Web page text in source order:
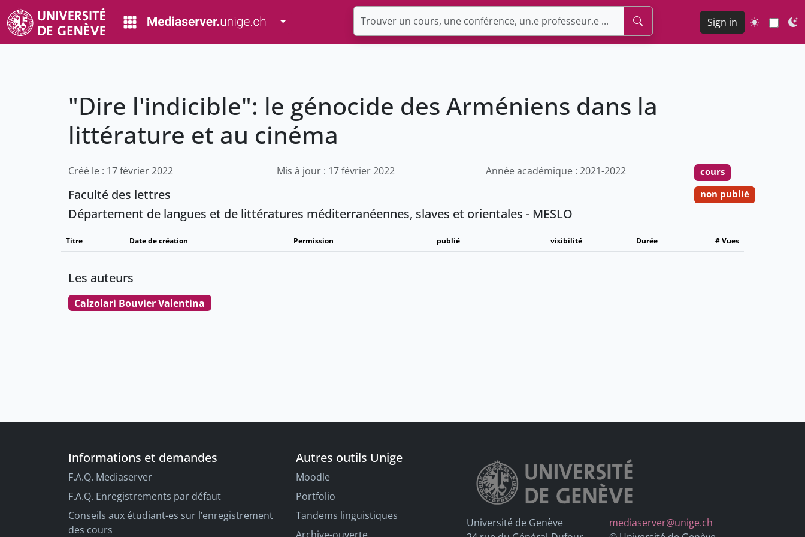
Toggle Dropdown Sign in
"Dire l'indicible": le génocide des Arméniens dans la
littérature et au cinéma
Créé le : 17 février 2022 Mis à jour : 17 février 2022 Année académique : 2021-2022
Faculté des lettres
Département de langues et de littératures méditerranéennes, slaves et orientales - MESLO
cours
non publié
Titre Date de création Permission publié visibilité Durée # Vues
Les auteurs
Calzolari Bouvier Valentina
Informations et demandes
F.A.Q. Mediaserver
F.A.Q. Enregistrements par défaut
Conseils aux étudiant-es sur l’enregistrement
des cours
Autres outils Unige
Moodle
Portfolio
Tandems linguistiques
Université de Genève
mediaserver@unige.ch